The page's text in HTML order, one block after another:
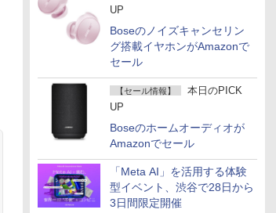
UP
Boseのノイズキャンセリン
グ搭載イヤホンがAmazonで
セール
【セール情報】
本日のPICK
UP
Boseのホームオーディオが
Amazonでセール
「Meta AI」を活用する体験
型イベント、渋谷で28日から
3日間限定開催